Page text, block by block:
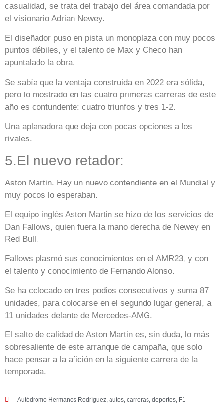
casualidad, se trata del trabajo del área comandada por
el visionario Adrian Newey.
El diseñador puso en pista un monoplaza con muy pocos
puntos débiles, y el talento de Max y Checo han
apuntalado la obra.
Se sabía que la ventaja construida en 2022 era sólida,
pero lo mostrado en las cuatro primeras carreras de este
año es contundente: cuatro triunfos y tres 1-2.
Una aplanadora que deja con pocas opciones a los
rivales.
5.El nuevo retador:
Aston Martin. Hay un nuevo contendiente en el Mundial y
muy pocos lo esperaban.
El equipo inglés Aston Martin se hizo de los servicios de
Dan Fallows, quien fuera la mano derecha de Newey en
Red Bull.
Fallows plasmó sus conocimientos en el AMR23, y con
el talento y conocimiento de Fernando Alonso.
Se ha colocado en tres podios consecutivos y suma 87
unidades, para colocarse en el segundo lugar general, a
11 unidades delante de Mercedes-AMG.
El salto de calidad de Aston Martin es, sin duda, lo más
sobresaliente de este arranque de campaña, que solo
hace pensar a la afición en la siguiente carrera de la
temporada.
Autódromo Hermanos Rodríguez autos carreras deportes F1